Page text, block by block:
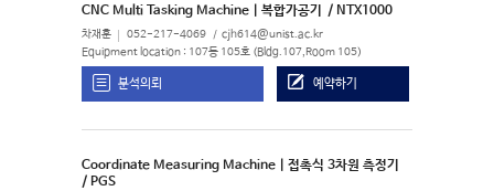
CNC Multi Tasking Machine | 복합가공기 / NTX1000
차재훈 052-217-4069 cjh614@unist.ac.kr
Equipment location : 107동 105호 (Bldg.107,Room 105)
분석의뢰 예약하기
Coordinate Measuring Machine | 접촉식 3차원 측정기
/ PGS